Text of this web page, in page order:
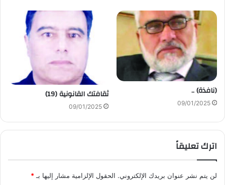
(نافذة) ..
09/01/2025
ثقافتك القانونية (19)
09/01/2025
اترك تعليقاً
لن يتم نشر عنوان بريدك الإلكتروني. الحقول الإلزامية مشار إليها بـ*